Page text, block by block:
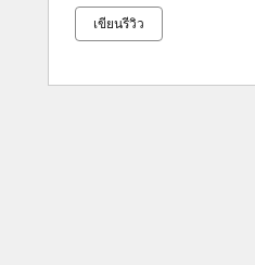
เขียนรีวิว